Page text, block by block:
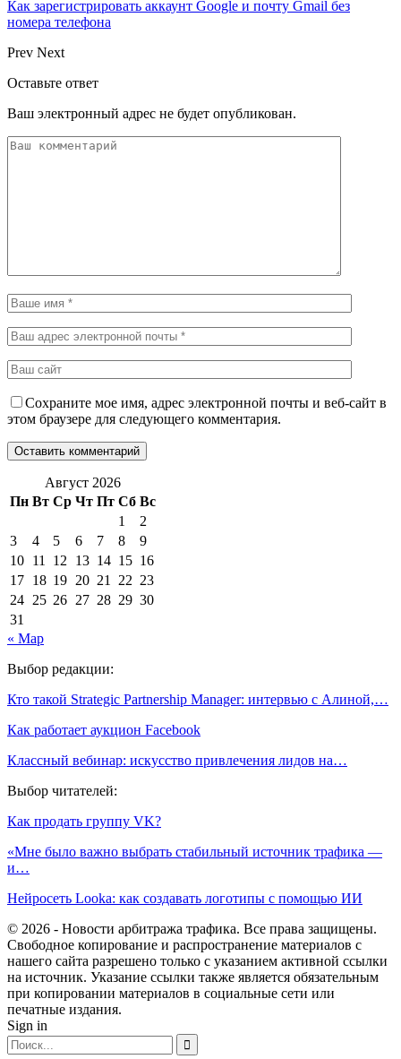
Как зарегистрировать аккаунт Google и почту Gmail без
номера телефона
Prev Next
Оставьте ответ
Ваш электронный адрес не будет опубликован.
Сохраните мое имя, адрес электронной почты и веб-сайт в
этом браузере для следующего комментария.
Август 2026
Пн Вт Ср Чт Пт Сб Вс
1
2
3
4 5 6 7 8
9
10 11 12 13 14 15 16
17 18 19 20 21 22 23
24 25 26 27 28 29 30
31
« Мар
Выбор редакции:
Кто такой Strategic Partnership Manager: интервью с Алиной,…
Как работает аукцион Facebook
Классный вебинар: искусство привлечения лидов на…
Выбор читателей:
Как продать группу VK?
«Мне было важно выбрать стабильный источник трафика —
и…
Нейросеть Looka: как создавать логотипы с помощью ИИ
© 2026 - Новости арбитража трафика. Все права защищены.
Свободное копирование и распространение материалов с
нашего сайта разрешено только с указанием активной ссылки
на источник. Указание ссылки также является обязательным
при копировании материалов в социальные сети или
печатные издания.
Sign in